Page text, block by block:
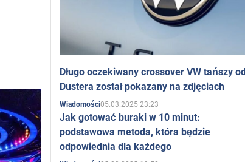
Długo oczekiwany crossover VW tańszy od
Dustera został pokazany na zdjęciach
Wiadomości05.03.2025 23:23
Jak gotować buraki w 10 minut:
podstawowa metoda, która będzie
odpowiednia dla każdego